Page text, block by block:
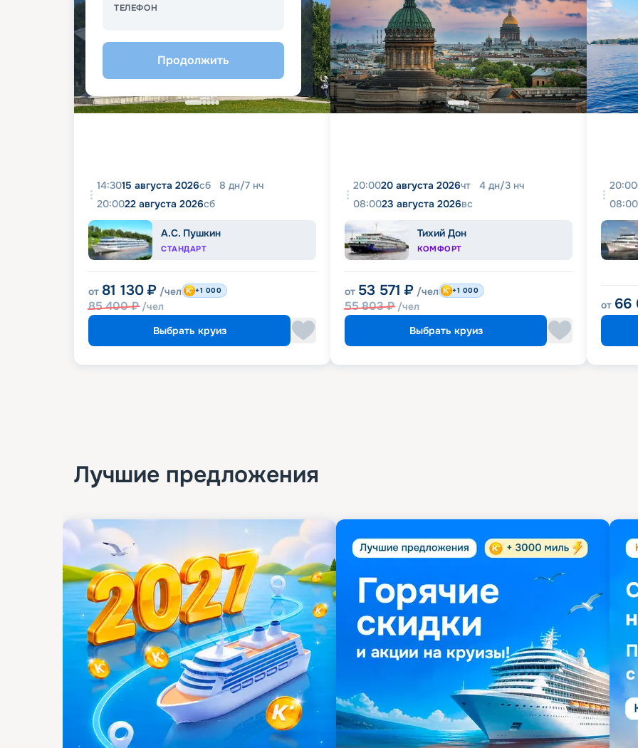
ТЕЛЕФОН
Продолжить
14:3015 августа 2026сб 8 дн/7 нч
20:0022 августа 2026сб
А.С. Пушкин
СТАНДАРТ
от 81 130 ₽ /чел
85 400₽ /чел
+1 000
Выбрать круиз
20:0020 августа 2026чт 4 дн/3 нч
08:0023 августа 2026вс
Тихий Дон
КОМФОРТ
от 53 571 ₽ /чел
55 803₽ /чел
+1 000
Выбрать круиз
20:00
08:00
от 66
Лучшие предложения